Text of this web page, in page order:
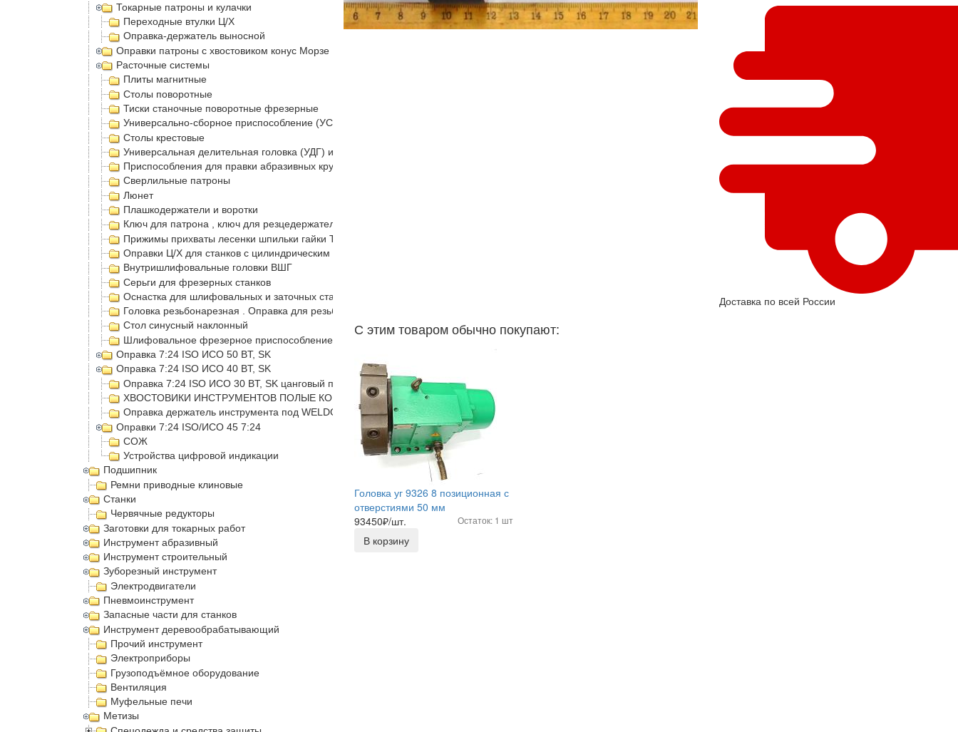
Токарные патроны и кулачки
Переходные втулки Ц/Х
Оправка-держатель выносной
Оправки патроны с хвостовиком конус Морзе
Расточные системы
Плиты магнитные
Столы поворотные
Тиски станочные поворотные фрезерные
Универсально-сборное приспособление (УСП)
Столы крестовые
Универсальная делительная головка (УДГ) и бабки
Приспособления для правки абразивных кругов ДО-75 ДО-40
Сверлильные патроны
Люнет
Плашкодержатели и воротки
Ключ для патрона , ключ для резцедержателя
Прижимы прихваты лесенки шпильки гайки Т образные гайки для фрезерных пазов гайки с буртиком
Оправки Ц/Х для станков с цилиндрическим хвостовиком
Внутришлифовальные головки ВШГ
Серьги для фрезерных станков
Оснастка для шлифовальных и заточных станков
Головка резьбонарезная . Оправка для резьбонарезной головки патрон резьбонарезной
Стол синусный наклонный
Шлифовальное фрезерное приспособление для токарного станка
Оправка 7:24 ISO ИСО 50 BT, SK
Оправка 7:24 ISO ИСО 40 BT, SK
Оправка 7:24 ISO ИСО 30 BT, SK цанговый патрон
ХВОСТОВИКИ ИНСТРУМЕНТОВ ПОЛЫЕ КОНИЧЕСКИЕ (HSK)
Оправка держатель инструмента под WELDON
Оправки 7:24 ISO/ИСО 45 7:24
СОЖ
Устройства цифровой индикации
Подшипник
Ремни приводные клиновые
Станки
Червячные редукторы
Заготовки для токарных работ
Инструмент абразивный
Инструмент строительный
Зуборезный инструмент
Электродвигатели
Пневмоинструмент
Запасные части для станков
Инструмент деревообрабатывающий
Прочий инструмент
Электроприборы
Грузоподъёмное оборудование
Вентиляция
Муфельные печи
Метизы
Доставка по всей России
С этим товаром обычно покупают:
Головка уг 9326 8 позиционная с
отверстиями 50 мм
93450₽/шт. Остаток: 1 шт
В корзину